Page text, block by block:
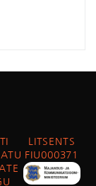
LITSENTS
FIU000371